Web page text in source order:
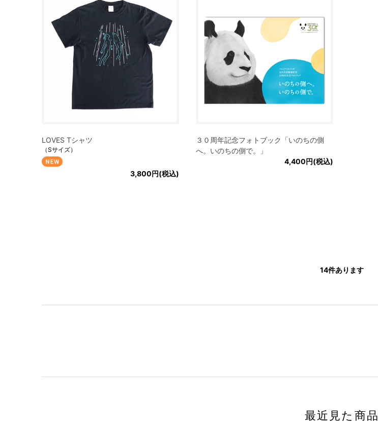
LOVES Tシャツ
（Sサイズ）
3,800円(税込)
３０周年記念フォトブック「いのちの側
へ。いのちの側で。」
4,400円(税込)
14件あります
最近見た商品